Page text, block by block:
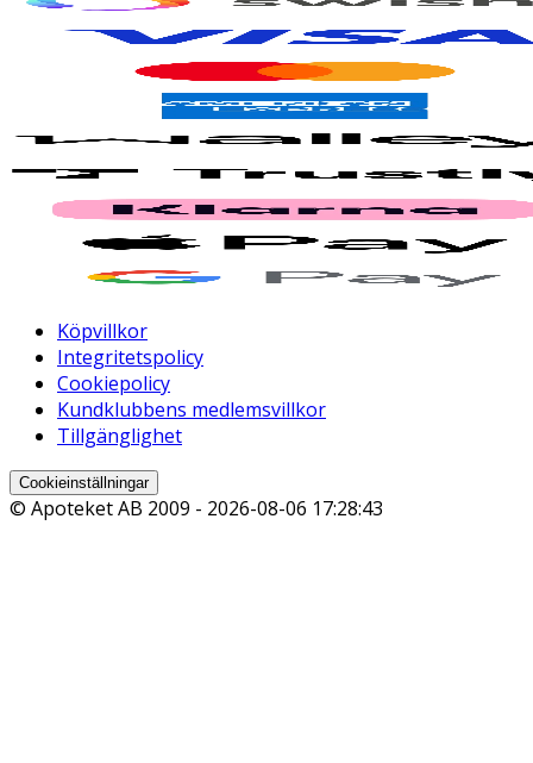
Köpvillkor
Integritetspolicy
Cookiepolicy
Kundklubbens medlemsvillkor
Tillgänglighet
Cookieinställningar
© Apoteket AB 2009 - 2026-08-06 17:28:43